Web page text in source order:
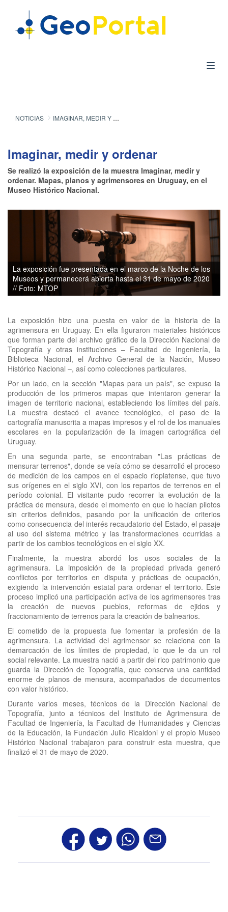
NOTICIAS IMAGINAR, MEDIR Y ORDENAR
Imaginar, medir y ordenar
Se realizó la exposición de la muestra Imaginar, medir y
ordenar. Mapas, planos y agrimensores en Uruguay, en el
Museo Histórico Nacional.
La exposición fue presentada en el marco de la Noche de los
Museos y permanecerá abierta hasta el 31 de mayo de 2020
// Foto: MTOP
La exposición hizo una puesta en valor de la historia de la
agrimensura en Uruguay. En ella figuraron materiales históricos
que forman parte del archivo gráfico de la Dirección Nacional de
Topografía y otras instituciones – Facultad de Ingeniería, la
Biblioteca Nacional, el Archivo General de la Nación, Museo
Histórico Nacional –, así como colecciones particulares.
Por un lado, en la sección "Mapas para un país", se expuso la
producción de los primeros mapas que intentaron generar la
imagen de territorio nacional, estableciendo los límites del país.
La muestra destacó el avance tecnológico, el paso de la
cartografía manuscrita a mapas impresos y el rol de los manuales
escolares en la popularización de la imagen cartográfica del
Uruguay.
En una segunda parte, se encontraban "Las prácticas de
mensurar terrenos", donde se veía cómo se desarrolló el proceso
de medición de los campos en el espacio rioplatense, que tuvo
sus orígenes en el siglo XVI, con los repartos de terrenos en el
período colonial. El visitante pudo recorrer la evolución de la
práctica de mensura, desde el momento en que lo hacían pilotos
sin criterios definidos, pasando por la unificación de criterios
como consecuencia del interés recaudatorio del Estado, el pasaje
al uso del sistema métrico y las transformaciones ocurridas a
partir de los cambios tecnológicos en el siglo XX.
Finalmente, la muestra abordó los usos sociales de la
agrimensura. La imposición de la propiedad privada generó
conflictos por territorios en disputa y prácticas de ocupación,
exigiendo la intervención estatal para ordenar el territorio. Este
proceso implicó una participación activa de los agrimensores tras
la creación de nuevos pueblos, reformas de ejidos y
fraccionamiento de terrenos para la creación de balnearios.
El cometido de la propuesta fue fomentar la profesión de la
agrimensura. La actividad del agrimensor se relaciona con la
demarcación de los límites de propiedad, lo que le da un rol
social relevante. La muestra nació a partir del rico patrimonio que
guarda la Dirección de Topografía, que conserva una cantidad
enorme de planos de mensura, acompañados de documentos
con valor histórico.
Durante varios meses, técnicos de la Dirección Nacional de
Topografía, junto a técnicos del Instituto de Agrimensura de
Facultad de Ingeniería, la Facultad de Humanidades y Ciencias
de la Educación, la Fundación Julio Ricaldoni y el propio Museo
Histórico Nacional trabajaron para construir esta muestra, que
finalizó el 31 de mayo de 2020.